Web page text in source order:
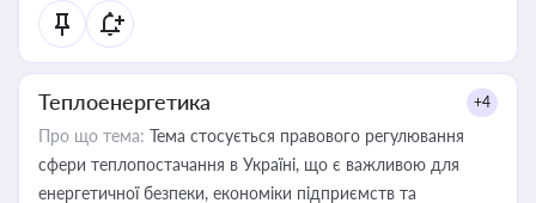
Теплоенергетика +4
Про що тема: Тема стосується правового регулювання
сфери теплопостачання в Україні, що є важливою для
енергетичної безпеки, економіки підприємств та